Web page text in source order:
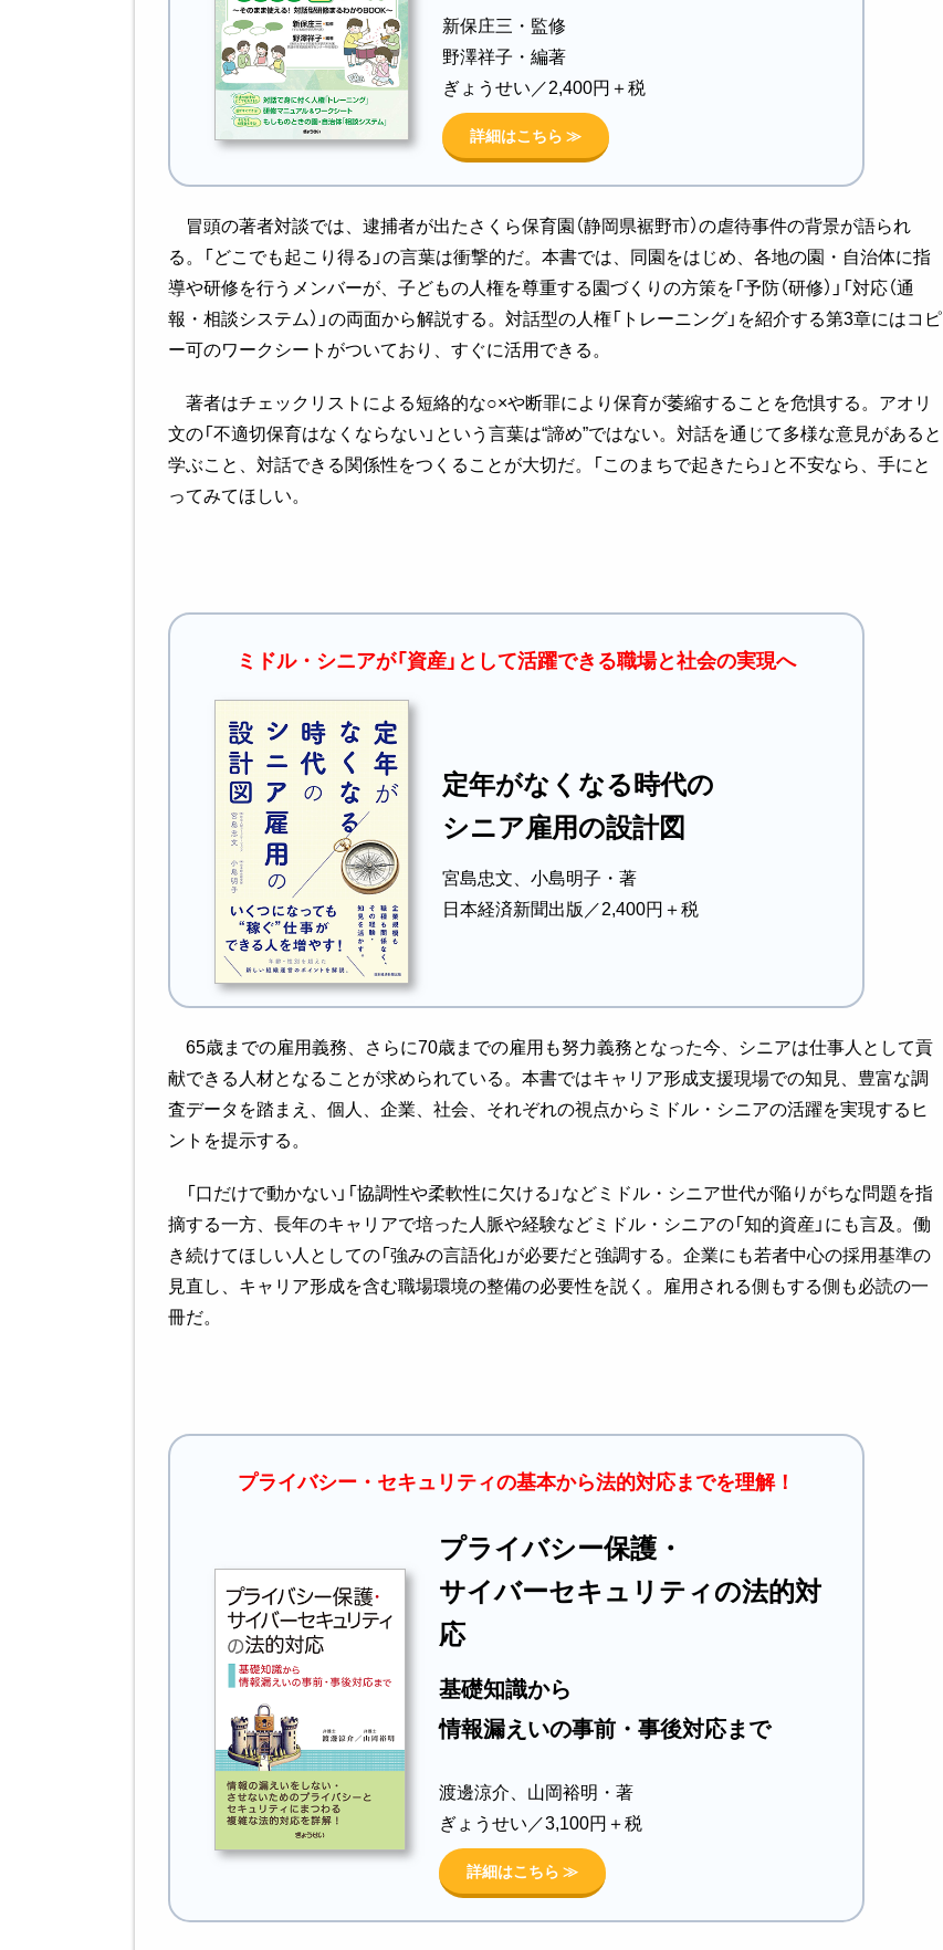
新保庄三・監修
野澤祥子・編著
ぎょうせい／2,400円＋税
詳細はこちら ≫
冒頭の著者対談では、逮捕者が出たさくら保育園（静岡県裾野市）の虐待事件の背景が語られ
る。「どこでも起こり得る」の言葉は衝撃的だ。本書では、同園をはじめ、各地の園・自治体に指
導や研修を行うメンバーが、子どもの人権を尊重する園づくりの方策を「予防（研修）」「対応（通
報・相談システム）」の両面から解説する。対話型の人権「トレーニング」を紹介する第3章にはコピ
ー可のワークシートがついており、すぐに活用できる。
著者はチェックリストによる短絡的な○×や断罪により保育が萎縮することを危惧する。アオリ
文の「不適切保育はなくならない」という言葉は“諦め”ではない。対話を通じて多様な意見があると
学ぶこと、対話できる関係性をつくることが大切だ。「このまちで起きたら」と不安なら、手にと
ってみてほしい。
ミドル・シニアが「資産」として活躍できる職場と社会の実現へ
定年がなくなる時代の
シニア雇用の設計図
宮島忠文、小島明子・著
日本経済新聞出版／2,400円＋税
65歳までの雇用義務、さらに70歳までの雇用も努力義務となった今、シニアは仕事人として貢
献できる人材となることが求められている。本書ではキャリア形成支援現場での知見、豊富な調
査データを踏まえ、個人、企業、社会、それぞれの視点からミドル・シニアの活躍を実現するヒ
ントを提示する。
「口だけで動かない」「協調性や柔軟性に欠ける」などミドル・シニア世代が陥りがちな問題を指
摘する一方、長年のキャリアで培った人脈や経験などミドル・シニアの「知的資産」にも言及。働
き続けてほしい人としての「強みの言語化」が必要だと強調する。企業にも若者中心の採用基準の
見直し、キャリア形成を含む職場環境の整備の必要性を説く。雇用される側もする側も必読の一
冊だ。
プライバシー・セキュリティの基本から法的対応までを理解！
プライバシー保護・
サイバーセキュリティの法的対
応
基礎知識から
情報漏えいの事前・事後対応まで
渡邊涼介、山岡裕明・著
ぎょうせい／3,100円＋税
詳細はこちら ≫